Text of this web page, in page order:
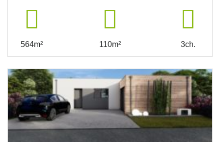
564m² 110m² 3ch.